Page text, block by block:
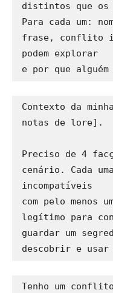
distintos que os
Para cada um:
frase, conflito
podem explorar
Contexto da
notas de lore].
Preciso de 4
cenário. Cada
incompatíveis
com pelo menos
legítimo para
guardar um
Tenho um